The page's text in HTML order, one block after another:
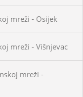
mreži - Osijek
mreži - Višnjevac
mreži -